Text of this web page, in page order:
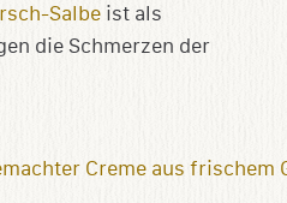
Salbe ist als
die Schmerzen der